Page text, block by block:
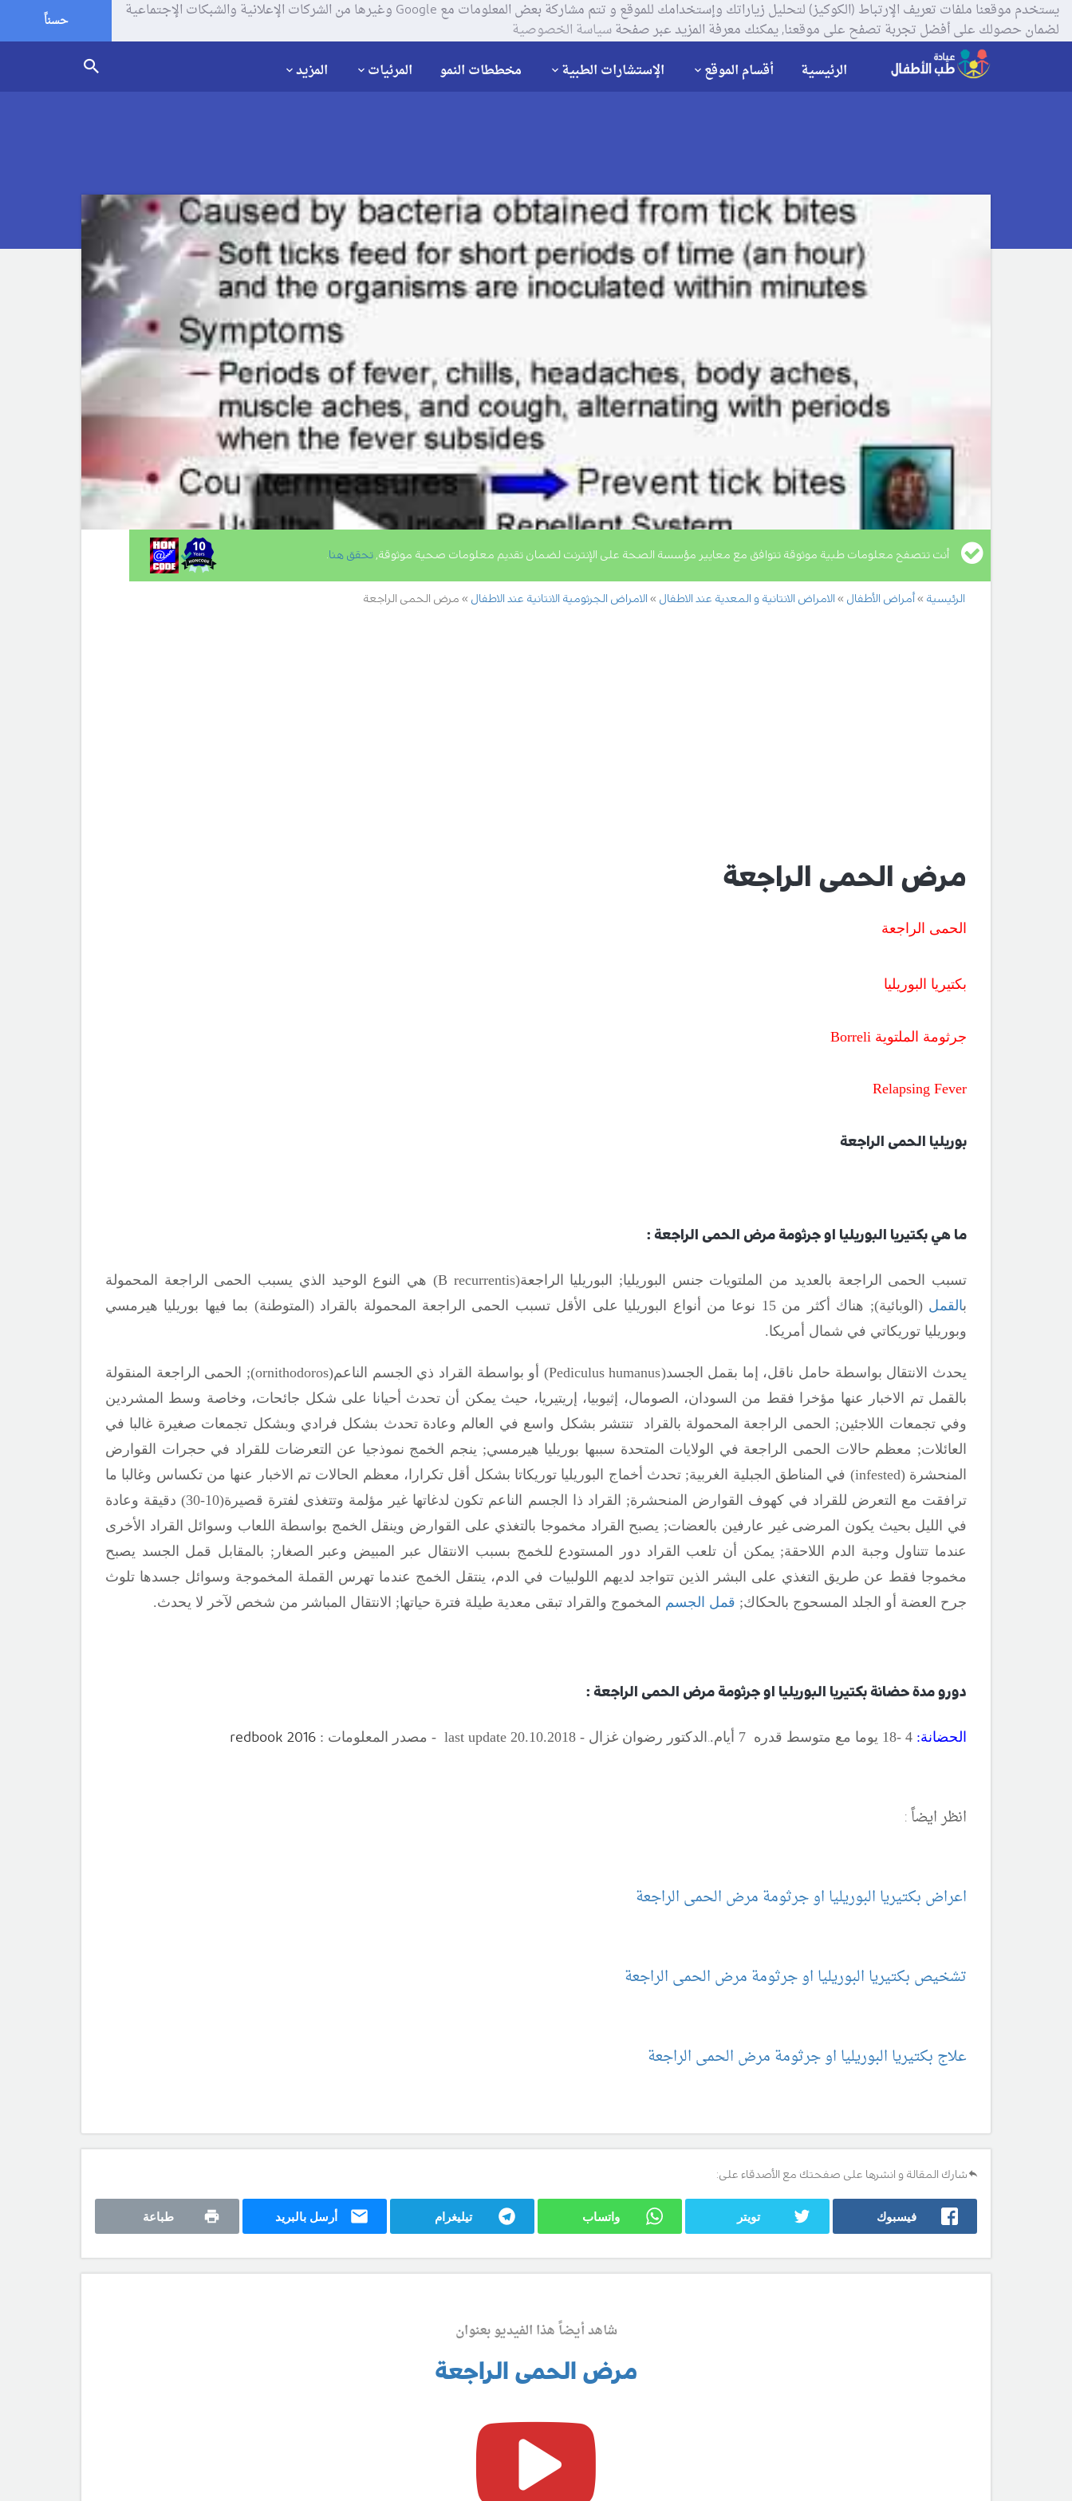
يستخدم موقعنا ملفات تعريف الإرتباط (الكوكيز) لتحليل زياراتك وإستخدامك للموقع و تتم مشاركة بعض المعلومات مع Google وغيرها من الشركات الإعلانية والشبكات الإجتماعية
لضمان حصولك على أفضل تجربة تصفح على موقعنا, يمكنك معرفة المزيد عبر صفحةسياسة الخصوصية حسناً
الرئيسية أقسام الموقع الإستشارات الطبية مخططات النمو المرئيات المزيد
أنت تتصفح معلومات طبية موثوقة تتوافق مع معايير مؤسسة الصحة على الإنترنت لضمان تقديم معلومات صحية موثوقة, تحقق هنا.
الرئيسية أمراض الأطفال الامراض الانتانية و المعدية عند الاطفال الامراض الجرثومية الانتانية عند الاطفال مرض الحمى الراجعة
مرض الحمى الراجعة
الحمى الراجعة
بكتيريا البوريليا
جرثومة الملتوية Borreli
Relapsing Fever
بوريليا الحمى الراجعة
ما هي بكتيريا البوريليا او جرثومة مرض الحمى الراجعة :
تسبب الحمى الراجعة بالعديد من الملتويات جنس البوريليا; البوريليا الراجعة(B recurrentis)
هي النوع الوحيد الذي يسبب الحمى الراجعة المحمولة
بالقمل (الوبائية);
هناك أكثر من 15 نوعا من أنواع البوريليا على الأقل تسبب الحمى الراجعة المحمولة بالقراد (المتوطنة) بما فيها بوريليا هيرمسي
وبوريليا توريكاتي في شمال أمريكا.
يحدث الانتقال بواسطة حامل ناقل، إما بقمل الجسد(Pediculus humanus) أو بواسطة القراد ذي الجسم الناعم(ornithodoros
)
; الحمى الراجعة المنقولة
بالقمل تم الاخبار عنها مؤخرا فقط من السودان، الصومال، إثيوبيا، إريتيريا، حيث يمكن أن تحدث أحيانا على شكل جائحات، وخاصة وسط المشردين
وفي تجمعات اللاجئين; الحمى الراجعة المحمولة بالقراد تنتشر بشكل واسع في العالم وعادة تحدث بشكل فرادي وبشكل تجمعات صغيرة غالبا في
العائلات; معظم حالات الحمى الراجعة في الولايات المتحدة سببها بوريليا هيرمسي; ينجم الخمج نموذجيا عن التعرضات للقراد في حجرات القوارض
المنحشرة (infested) في المناطق الجبلية الغربية; تحدث أخماج البوريليا توريكاتا بشكل أقل تكرارا، معظم الحالات تم الاخبار عنها من تكساس وغالبا ما
ترافقت مع التعرض للقراد في كهوف القوارض المنحشرة;
القراد ذا الجسم الناعم تكون لدغاتها غير مؤلمة وتتغذى لفترة قصيرة(10-30) دقيقة وعادة
في الليل بحيث يكون المرضى غير عارفين بالعضات; يصبح القراد مخموجا بالتغذي على القوارض وينقل الخمج بواسطة اللعاب وسوائل القراد الأخرى
عندما تتناول وجبة الدم اللاحقة; يمكن أن تلعب القراد دور المستودع للخمج بسبب الانتقال عبر المبيض وعبر الصغار ; بالمقابل قمل الجسد يصبح
مخموجا فقط عن طريق التغذي على البشر الذين تتواجد لديهم اللولبيات في الدم، ينتقل الخمج عندما تهرس القملة المخموجة وسوائل جسدها تلوث
جرح العضة أو الجلد المسحوج بالحكاك; قمل الجسم المخموج والقراد تبقى معدية طيلة فترة حياتها; الانتقال المباشر من شخص لآخر لا يحدث.
دورو مدة حضانة بكتيريا البوريليا او جرثومة مرض الحمى الراجعة :
الحضانة: . الدكتور رضوان غزال - last update 20.10.2018 - مصدر المعلومات : redbook 2016
انظر ايضاً :
اعراض بكتيريا البوريليا او جرثومة مرض الحمى الراجعة
تشخيص بكتيريا البوريليا او جرثومة مرض الحمى الراجعة
علاج بكتيريا البوريليا او جرثومة مرض الحمى الراجعة
شارك المقالة و انشرها على صفحتك مع الأصدقاء على:
فيسبوك تويتر واتساب تيليغرام أرسل بالبريد طباعة
شاهد أيضاً هذا الفيديو بعنوان
مرض الحمى الراجعة